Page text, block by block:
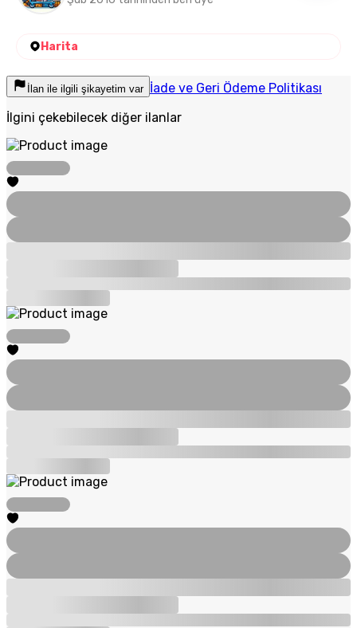
Harita
İlan ile ilgili şikayetim var İade ve Geri Ödeme Politikası
İlgini çekebilecek diğer ilanlar